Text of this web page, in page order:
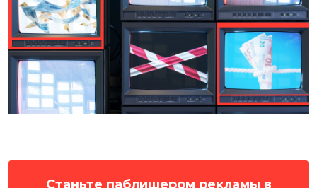
Станьте паблишером рекламы в